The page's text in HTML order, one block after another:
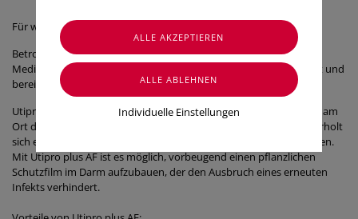
Für wen ist Utipro plus AF?
Betroffenen steht mit Utipro Plus AF ein vegetarisches
Medizinprodukt zur Verfügung, das den Infekt natürlich begegnet und
bereits am Ursprungsort stoppt.
Utipro Plus AF kontrolliert den Infekt sowohl in der Blase als auch am
Ort der Entstehung im Darm. Bei nahezu jeder dritten Frau wiederholt
sich eine Blasenentzündung innerhalb von sechs bis zwölf Monaten.
Mit Utipro plus AF ist es möglich, vorbeugend einen pflanzlichen
Schutzfilm im Darm aufzubauen, der den Ausbruch eines erneuten
Infekts verhindert.
Individuelle Einstellungen